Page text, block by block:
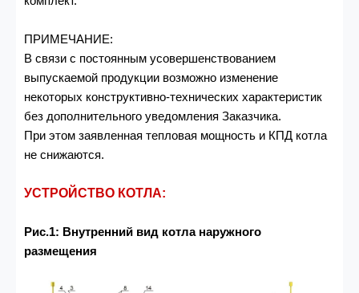
ПРИМЕЧАНИЕ:
В связи с постоянным усовершенствованием
выпускаемой продукции возможно изменение
некоторых конструктивно-технических характеристик
без дополнительного уведомления Заказчика.
При этом заявленная тепловая мощность и КПД котла
не снижаются.
УСТРОЙСТВО КОТЛА:
Рис.1: Внутренний вид котла наружного
размещения